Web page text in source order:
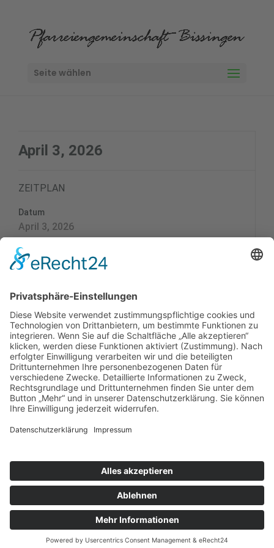
Seite wählen
April 3, 2026
ZEITPLAN
Datum
April 3, 2026
Zeit
9:00
Kreuzwegandacht am Stationenweg
(bei schlechtem Wetter in der Pfarrkirche)
Pfarreiengemeinschaft Bissingen ©2024 |
Impressum|Datenschutz